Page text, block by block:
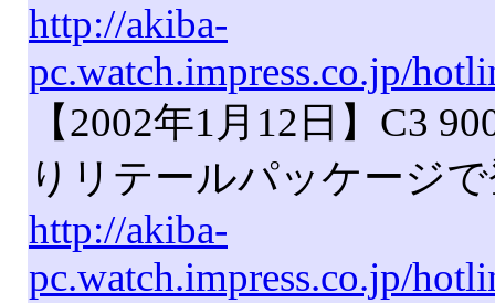
http://akiba-
pc.watch.impress.co.jp/
【2002年1月12日】C3
りリテールパッケージ
http://akiba-
pc.watch.impress.co.jp/